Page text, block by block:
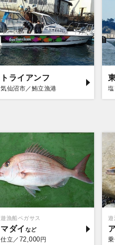
トライアンフ
気仙沼市／鮪立漁港
遊漁船ペガサス
マダイ
仕立／ 72,000 円
遊
乗